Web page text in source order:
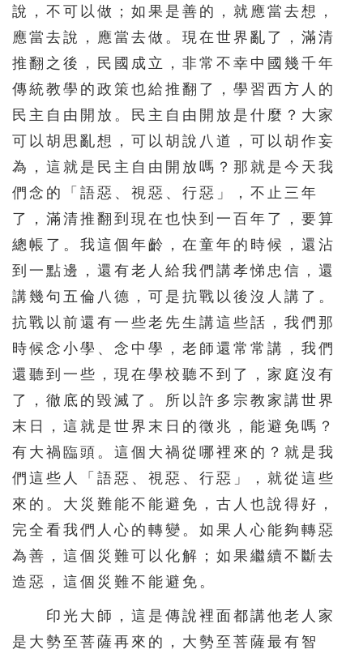
說，不可以做；如果是善的，就應當去想，
應當去說，應當去做。現在世界亂了，滿清
推翻之後，民國成立，非常不幸中國幾千年
傳統教學的政策也給推翻了，學習西方人的
民主自由開放。民主自由開放是什麼？大家
可以胡思亂想，可以胡說八道，可以胡作妄
為，這就是民主自由開放嗎？那就是今天我
們念的「語惡、視惡、行惡」，不止三年
了，滿清推翻到現在也快到一百年了，要算
總帳了。我這個年齡，在童年的時候，還沾
到一點邊，還有老人給我們講孝悌忠信，還
講幾句五倫八德，可是抗戰以後沒人講了。
抗戰以前還有一些老先生講這些話，我們那
時候念小學、念中學，老師還常常講，我們
還聽到一些，現在學校聽不到了，家庭沒有
了，徹底的毀滅了。所以許多宗教家講世界
末日，這就是世界末日的徵兆，能避免嗎？
有大禍臨頭。這個大禍從哪裡來的？就是我
們這些人「語惡、視惡、行惡」，就從這些
來的。大災難能不能避免，古人也說得好，
完全看我們人心的轉變。如果人心能夠轉惡
為善，這個災難可以化解；如果繼續不斷去
造惡，這個災難不能避免。
印光大師，這是傳說裡面都講他老人家
是大勢至菩薩再來的，大勢至菩薩最有智